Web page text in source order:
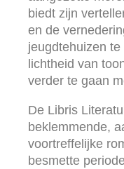
biedt zijn
en de
jeugdtehuizen
lichtheid van
verder te gaan
De Libris
beklemmende,
voortreffelijke
besmette